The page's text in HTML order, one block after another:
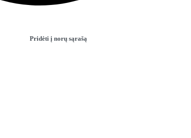
Pridėti į norų sąrašą